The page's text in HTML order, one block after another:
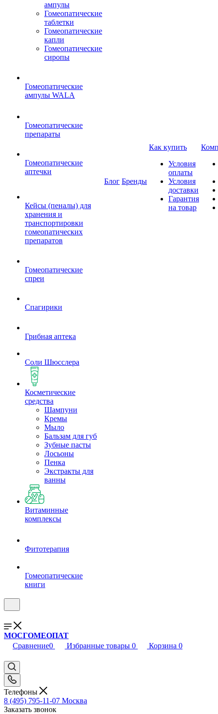
ампулы
Гомеопатические
таблетки
Гомеопатические
капли
Гомеопатические
сиропы
Гомеопатические
ампулы WALA
Гомеопатические
препараты
Гомеопатические
аптечки
Кейсы (пеналы) для
хранения и
транспортировки
гомеопатических
препаратов
Гомеопатические
спреи
Спагирики
Грибная аптека
Соли Шюсслера
Косметические
средства
Шампуни
Кремы
Мыло
Бальзам для губ
Зубные пасты
Лосьоны
Пенка
Экстракты для
ванны
Витаминные
комплексы
Фитотерапия
Гомеопатические
книги
Блог Бренды
Как купить
Условия
оплаты
Условия
доставки
Гарантия
на товар
МОСГОМЕОПАТ
Сравнение0 Избранные товары 0 Корзина 0
Телефоны
8 (495) 795-11-07 Москва
Заказать звонок